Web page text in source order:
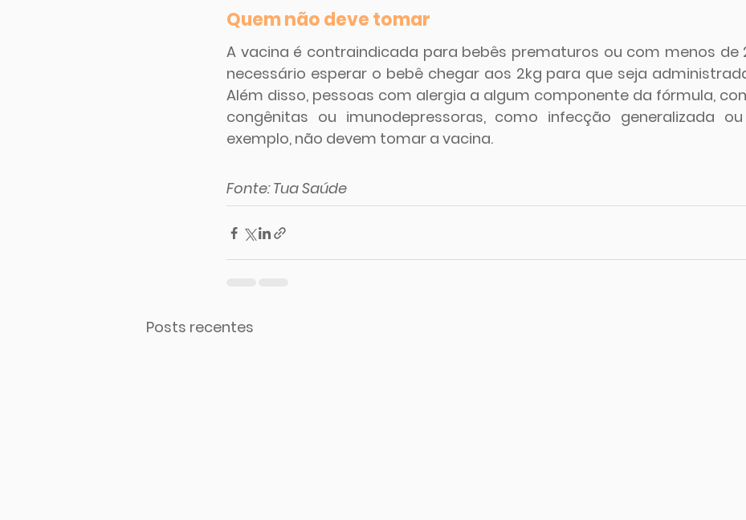
Quem não deve tomar
A vacina é contraindicada para bebês prematuros ou com menos de
necessário esperar o bebê chegar aos 2kg para que seja
Além disso, pessoas com alergia a algum componente da fórmula,
congênitas ou imunodepressoras, como infecção generalizada ou
exemplo, não devem tomar a vacina.
Fonte: Tua Saúde
Posts recentes